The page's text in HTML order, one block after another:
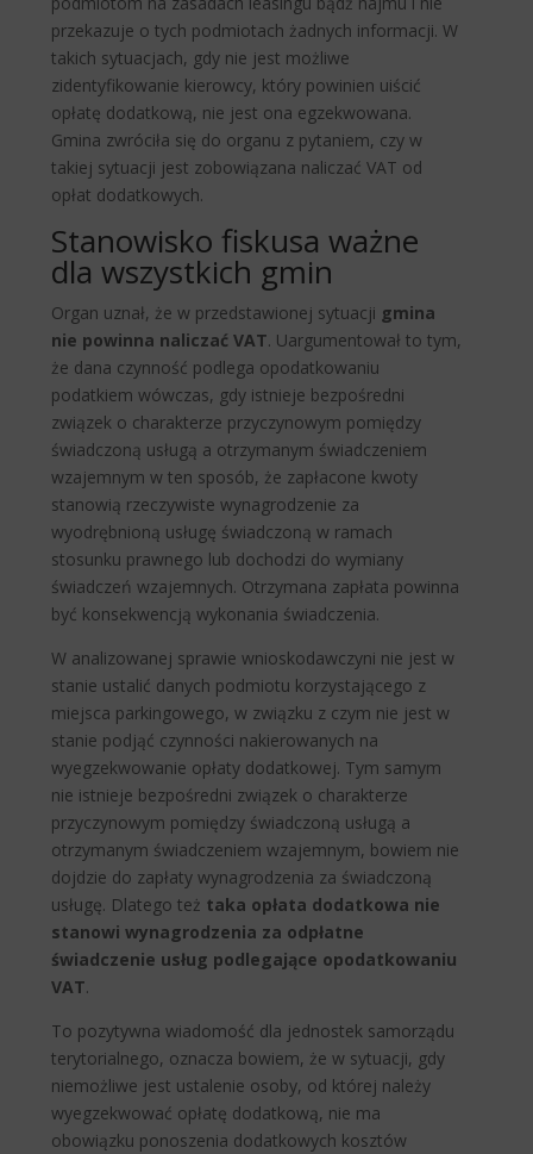
przekazuje o tych podmiotach żadnych informacji. W
takich sytuacjach, gdy nie jest możliwe
zidentyfikowanie kierowcy, który powinien uiścić
opłatę dodatkową, nie jest ona egzekwowana.
Gmina zwróciła się do organu z pytaniem, czy w
takiej sytuacji jest zobowiązana naliczać VAT od
opłat dodatkowych.
Stanowisko fiskusa ważne
dla wszystkich gmin
Organ uznał, że w przedstawionej sytuacji gmina
nie powinna naliczać VAT. Uargumentował to tym,
że dana czynność podlega opodatkowaniu
podatkiem wówczas, gdy istnieje bezpośredni
związek o charakterze przyczynowym pomiędzy
świadczoną usługą a otrzymanym świadczeniem
wzajemnym w ten sposób, że zapłacone kwoty
stanowią rzeczywiste wynagrodzenie za
wyodrębnioną usługę świadczoną w ramach
stosunku prawnego lub dochodzi do wymiany
świadczeń wzajemnych. Otrzymana zapłata powinna
być konsekwencją wykonania świadczenia.
W analizowanej sprawie wnioskodawczyni nie jest w
stanie ustalić danych podmiotu korzystającego z
miejsca parkingowego, w związku z czym nie jest w
stanie podjąć czynności nakierowanych na
wyegzekwowanie opłaty dodatkowej. Tym samym
nie istnieje bezpośredni związek o charakterze
przyczynowym pomiędzy świadczoną usługą a
otrzymanym świadczeniem wzajemnym, bowiem nie
dojdzie do zapłaty wynagrodzenia za świadczoną
usługę. Dlatego też taka opłata dodatkowa nie
stanowi wynagrodzenia za odpłatne
świadczenie usług podlegające opodatkowaniu
VAT.
To pozytywna wiadomość dla jednostek samorządu
terytorialnego, oznacza bowiem, że w sytuacji, gdy
niemożliwe jest ustalenie osoby, od której należy
wyegzekwować opłatę dodatkową, nie ma
obowiązku ponoszenia dodatkowych kosztów